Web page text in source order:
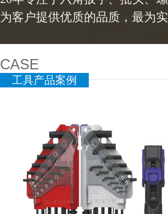
为客户提供优质的品质，最为
CASE
工具产品案例